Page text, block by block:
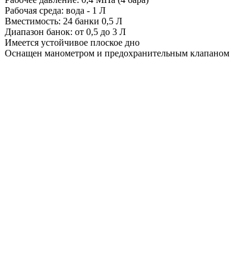
Рабочая среда: вода - 1 Л
Вместимость: 24 банки 0,5 Л
Диапазон банок: от 0,5 до 3 Л
Имеется устойчивое плоское дно
Оснащен манометром и предохранительным клапаном